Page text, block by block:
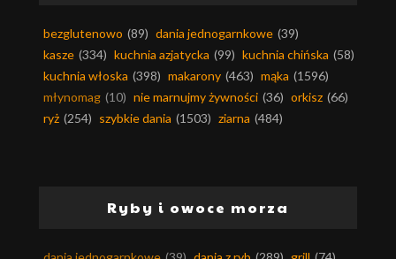
bezglutenowo (89) dania jednogarnkowe (39)
kasze (334) kuchnia azjatycka (99) kuchnia chińska (58)
kuchnia włoska (398) makarony (463) mąka (1596)
młynomag (10) nie marnujmy żywności (36) orkisz (66)
ryż (254) szybkie dania (1503) ziarna (484)
Ryby i owoce morza